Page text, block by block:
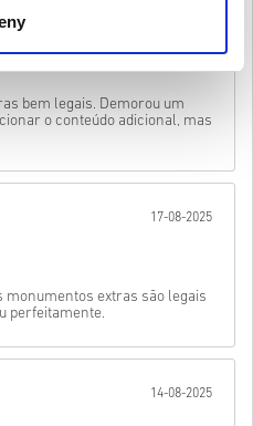
passos abaixo 👇
preferido
produtos DLC - Você deve ter o
Mandar
bem legais. Demorou um
o conteúdo adicional, mas
17-08-2025
monumentos extras são legais
perfeitamente.
14-08-2025